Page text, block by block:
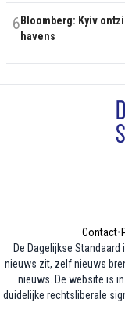
6 Bloomberg: Kyiv
havens
Contact•
De Dagelijkse
nieuws zit, zelf nieuws
nieuws. De website is
duidelijke rechtsliberale